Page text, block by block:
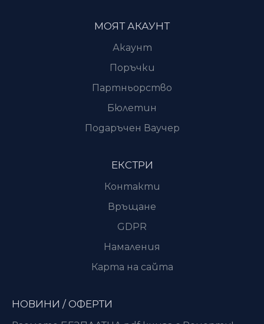
МОЯТ АКАУНТ
Акаунт
Поръчки
Партньорство
Бюлетин
Подаръчен Ваучер
ЕКСТРИ
Контакти
Връщане
GDPR
Намаления
Карта на сайта
НОВИНИ / ОФЕРТИ